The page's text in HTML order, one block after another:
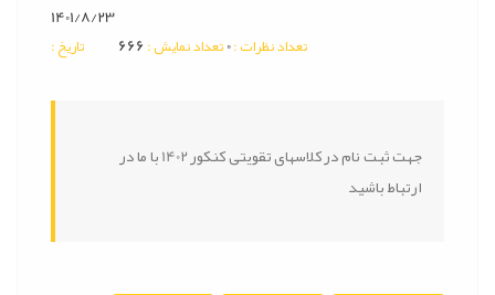
1401/8/23
: تاریخ 666 : تعداد نمایش0 : تعداد نظرات
جهت ثبت نام در کلاسهای تقویتی کنکور 1402 با ما در
ارتباط باشید